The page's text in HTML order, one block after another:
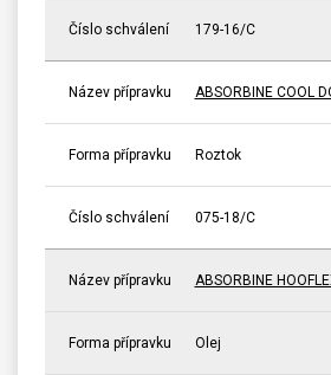
Číslo schválení 179-16/C
Název přípravku ABSORBINE COOL
Forma přípravku Roztok
Číslo schválení 075-18/C
Název přípravku ABSORBINE
Forma přípravku Olej